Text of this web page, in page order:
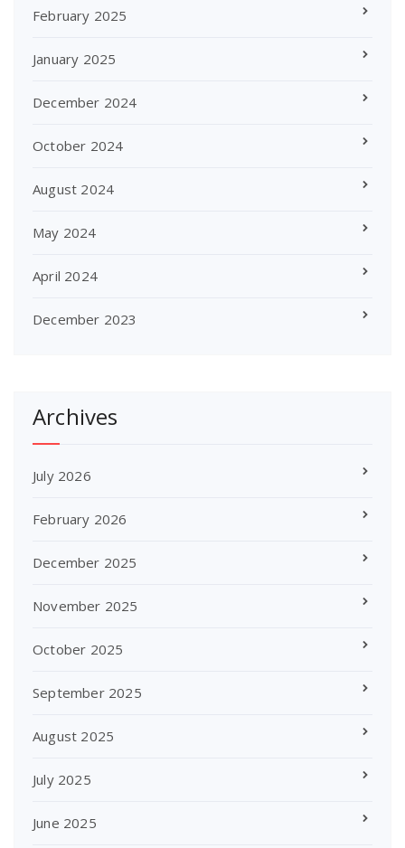
February 2025
January 2025
December 2024
October 2024
August 2024
May 2024
April 2024
December 2023
Archives
July 2026
February 2026
December 2025
November 2025
October 2025
September 2025
August 2025
July 2025
June 2025